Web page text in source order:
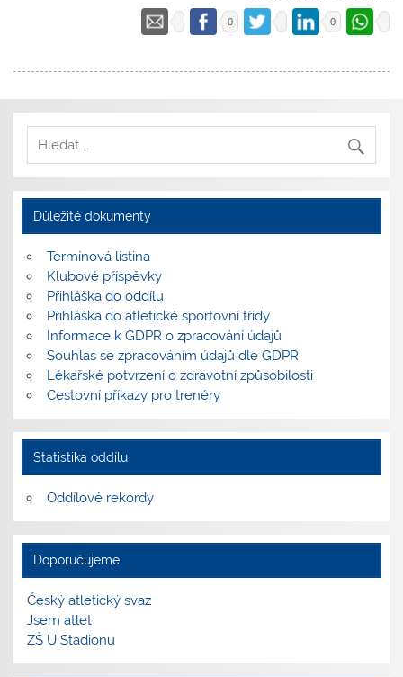
0 0
Důležité dokumenty
Termínová listina
Klubové příspěvky
Přihláška do oddílu
Přihláška do atletické sportovní třídy
Informace k GDPR o zpracování údajů
Souhlas se zpracováním údajů dle GDPR
Lékařské potvrzení o zdravotní způsobilosti
Cestovní příkazy pro trenéry
Statistika oddílu
Oddílové rekordy
Doporučujeme
Český atletický svaz
Jsem atlet
ZŠ U Stadionu